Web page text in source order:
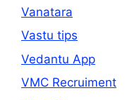
Vanatara
Vastu tips
Vedantu App
VMC Recruiment